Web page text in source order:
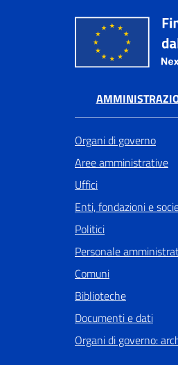
Organi di governo
Aree amministrative
Uffici
Enti, fondazioni e
Politici
Personale
Comuni
Biblioteche
Documenti e dati
Organi di governo: